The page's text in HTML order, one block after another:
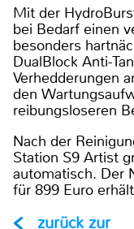
Mit der
bei Bedarf einen
besonders
DualBlock Anti-
Verhedderungen
den
reibungsloseren
Nach der
Station S9 Artist
automatisch. Der
für 899 Euro
zurück zur